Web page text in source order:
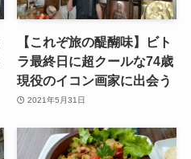
【これぞ旅の醍醐味】ビト
ラ最終日に超クールな74歳
現役のイコン画家に出会う
2021年5月31日